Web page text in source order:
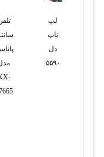
لپ
تاپ
دل
۵۵۹۰